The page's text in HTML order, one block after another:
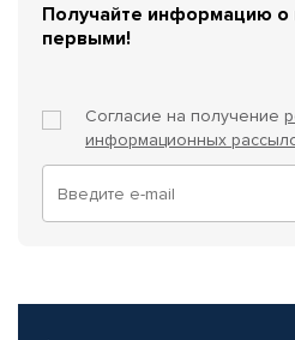
Получайте информацию о
первыми!
Согласие на получение
информационных